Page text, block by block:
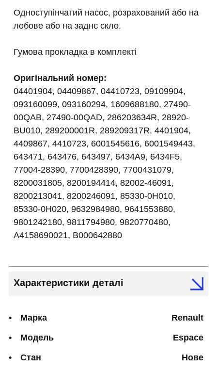
Одноступінчатий насос, розрахований або на
лобове або на заднє скло.
Гумова прокладка в комплекті
Оригінальний номер:
04401904, 04409867, 04410723, 09109904,
093160099, 093160294, 1609688180, 27490-
00QAB, 27490-00QAD, 286203634R, 28920-
BU010, 289200001R, 289209317R, 4401904,
4409867, 4410723, 6001545616, 6001549443,
643471, 643476, 643497, 6434A9, 6434F5,
77004-28390, 7700428390, 7700431079,
8200031805, 8200194414, 82002-46091,
8200213041, 8200246091, 85330-0H010,
85330-0H020, 9632984980, 9641553880,
9801242180, 9811794980, 9820770480,
A4158690021, B000642880
Характеристики деталі
Марка Renault
Модель Espace
Стан Нове